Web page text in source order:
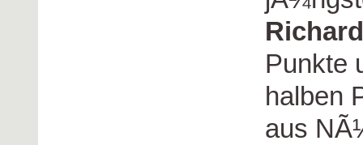
Punkte
halben
aus